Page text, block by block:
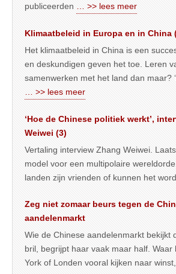
publiceerden
… >> lees meer
Klimaatbeleid in Europa en in China
Het klimaatbeleid in China is een
en deskundigen geven het toe. Leren
samenwerken met het land dan maar?
… >> lees meer
‘Hoe de Chinese politiek werkt’,
Weiwei (3)
Vertaling interview Zhang Weiwei.
model voor een multipolaire
landen zijn vrienden of kunnen het
Zeg niet zomaar beurs tegen de
aandelenmarkt
Wie de Chinese aandelenmarkt bekijkt
bril, begrijpt haar vaak maar half. Waar
York of Londen vooral kijken naar winst,